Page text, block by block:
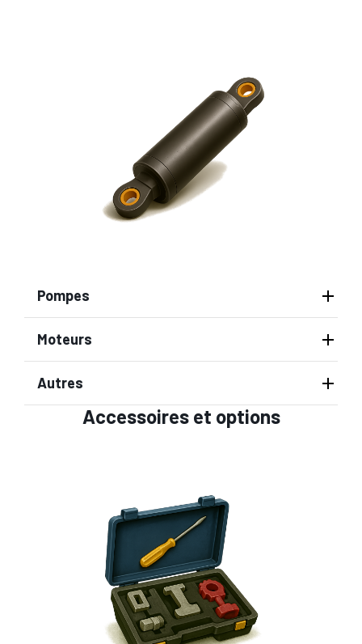
Pompes
Moteurs
Autres
Accessoires et options